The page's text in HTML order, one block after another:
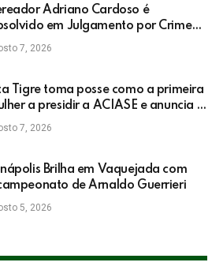
Adriano Cardoso é
em Julgamento por Crime
no TRE
7, 2026
Tigre toma posse como a primeira
a presidir a ACIASE e anuncia a
do Prêmio Destaque
7, 2026
Brilha em Vaquejada com
de Arnaldo Guerrieri
5, 2026